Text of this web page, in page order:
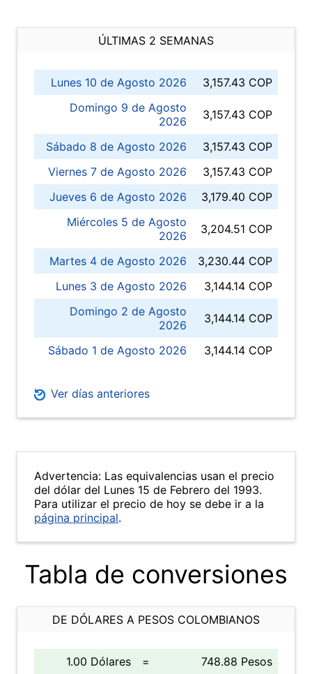
ÚLTIMAS 2 SEMANAS
Lunes 10 de Agosto 2026
3,157.43 COP
Domingo 9 de Agosto
2026
3,157.43 COP
Sábado 8 de Agosto 2026
3,157.43 COP
Viernes 7 de Agosto 2026
3,157.43 COP
Jueves 6 de Agosto 2026
3,179.40 COP
Miércoles 5 de Agosto
2026
3,204.51 COP
Martes 4 de Agosto 2026
3,230.44 COP
Lunes 3 de Agosto 2026
3,144.14 COP
Domingo 2 de Agosto
2026
3,144.14 COP
Sábado 1 de Agosto 2026 3,144.14 COP
Ver días anteriores
Advertencia: Las equivalencias usan el precio
del dólar del Lunes 15 de Febrero del 1993.
Para utilizar el precio de hoy se debe ir a la
página principal.
Tabla de conversiones
DE DÓLARES A PESOS COLOMBIANOS
1.00 Dólares =
748.88 Pesos